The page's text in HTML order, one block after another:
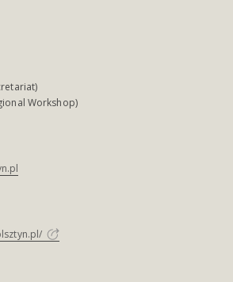
Workshop)